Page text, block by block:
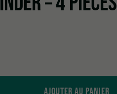
AJOUTER AU PANIER